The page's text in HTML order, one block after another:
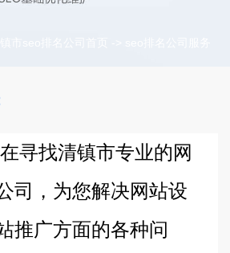
寻找清镇市专业的网
司，为您解决网站设
推广方面的各种问